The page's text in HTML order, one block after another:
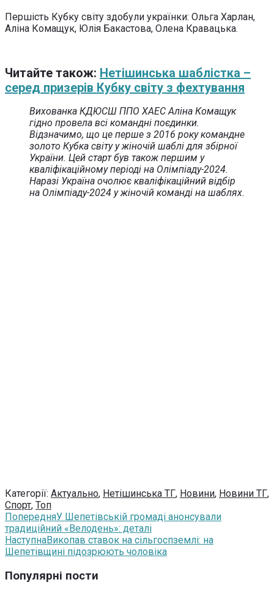
Першість Кубку світу здобули українки: Ольга Харлан,
Аліна Комащук, Юлія Бакастова, Олена Кравацька.
Читайте також: Нетішинська шаблістка –
серед призерів Кубку світу з фехтування
Вихованка КДЮСШ ППО ХАЕС Аліна Комащук
гідно провела всі командні поєдинки.
Відзначимо, що це перше з 2016 року командне
золото Кубка світу у жіночій шаблі для збірної
України. Цей старт був також першим у
кваліфікаційному періоді на Олімпіаду-2024.
Наразі Україна очолює кваліфікаційний відбір
на Олімпіаду-2024 у жіночій команді на шаблях.
Категорії: Актуально, Нетішинська ТГ, Новини, Новини ТГ,
Спорт, Топ
ПопередняУ Шепетівській громаді анонсували
традиційний «Велодень»: деталі
НаступнаВикопав ставок на сільгоспземлі: на
Шепетівщині підозрюють чоловіка
Популярні пости